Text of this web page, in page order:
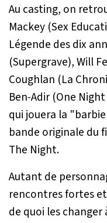
Au casting, on
Mackey (Sex
Légende des dix
(Supergrave), Will
Coughlan (La
Ben-Adir (One
qui jouera la
bande originale du
The Night.
Autant de
rencontres fortes
de quoi les changer